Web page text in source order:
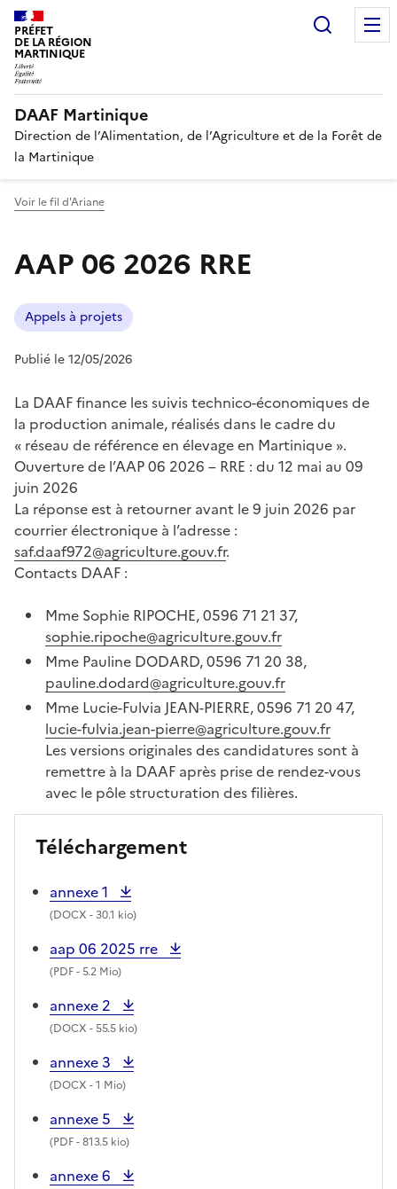
PRÉFET
DE LA RÉGION
MARTINIQUE
DAAF Martinique
Direction de l’Alimentation, de l’Agriculture et de la Forêt de
la Martinique
Voir le fil d'Ariane
AAP 06 2026 RRE
Appels à projets
Publié le 12/05/2026
La DAAF finance les suivis technico-économiques de
la production animale, réalisés dans le cadre du
« réseau de référence en élevage en Martinique ».
Ouverture de l’AAP 06 2026 – RRE : du 12 mai au 09
juin 2026
La réponse est à retourner avant le 9 juin 2026 par
courrier électronique à l’adresse :
saf.daaf972@agriculture.gouv.fr.
Contacts DAAF :
Mme Sophie RIPOCHE, 0596 71 21 37,
sophie.ripoche@agriculture.gouv.fr
Mme Pauline DODARD, 0596 71 20 38,
pauline.dodard@agriculture.gouv.fr
Mme Lucie-Fulvia JEAN-PIERRE, 0596 71 20 47,
lucie-fulvia.jean-pierre@agriculture.gouv.fr
Les versions originales des candidatures sont à
remettre à la DAAF après prise de rendez-vous
avec le pôle structuration des filières.
Téléchargement
annexe 1
(DOCX - 30.1 kio)
aap 06 2025 rre
(PDF- 5.2 Mio)
annexe 2
(DOCX - 55.5 kio)
annexe 3
(DOCX - 1 Mio)
annexe 5
(PDF- 813.5 kio)
annexe 6